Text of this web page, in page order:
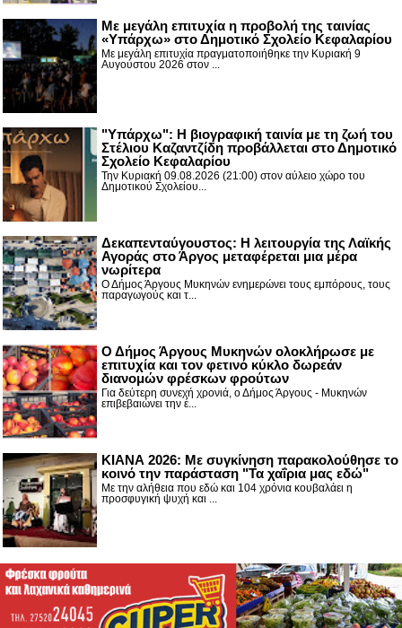
Με μεγάλη επιτυχία η προβολή της ταινίας
«Υπάρχω» στο Δημοτικό Σχολείο Κεφαλαρίου
Με μεγάλη επιτυχία πραγματοποιήθηκε την Κυριακή 9
Αυγούστου 2026 στον ...
"Υπάρχω": Η βιογραφική ταινία με τη ζωή του
Στέλιου Καζαντζίδη προβάλλεται στο Δημοτικό
Σχολείο Κεφαλαρίου
Την Κυριακή 09.08.2026 (21:00) στον αύλειο χώρο του
Δημοτικού Σχολείου...
Δεκαπενταύγουστος: H λειτουργία της Λαϊκής
Αγοράς στο Άργος μεταφέρεται μια μέρα
νωρίτερα
Ο Δήμος Άργους Μυκηνών ενημερώνει τους εμπόρους, τους
παραγωγούς και τ...
Ο Δήμος Άργους Μυκηνών ολοκλήρωσε με
επιτυχία και τον φετινό κύκλο δωρεάν
διανομών φρέσκων φρούτων
Για δεύτερη συνεχή χρονιά, ο Δήμος Άργους - Μυκηνών
επιβεβαιώνει την έ...
ΚΙΑΝΑ 2026: Με συγκίνηση παρακολούθησε το
κοινό την παράσταση "Τα χαΐρια μας εδώ"
Με την αλήθεια που εδώ και 104 χρόνια κουβαλάει η
προσφυγική ψυχή και ...